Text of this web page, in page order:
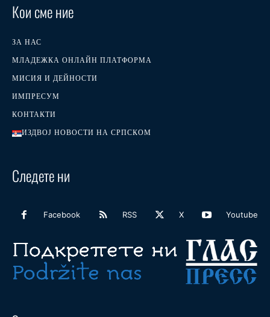
Кои сме ние
ЗА НАС
МЛАДЕЖКА ОНЛАЙН ПЛАТФОРМА
МИСИЯ И ДЕЙНОСТИ
ИМПРЕСУМ
КОНТАКТИ
ИЗДВОЈ НОВОСТИ НА СРПСКОМ
Следете ни
Facebook RSS X Youtube